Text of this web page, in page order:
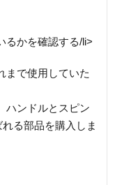
るかを確認する/li>
まで使用していた
ハンドルとスピン
れる部品を購入しま